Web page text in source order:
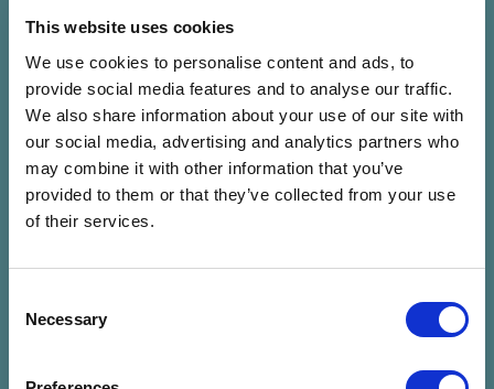
This website uses cookies
We use cookies to personalise content and ads, to
provide social media features and to analyse our traffic.
We also share information about your use of our site with
our social media, advertising and analytics partners who
may combine it with other information that you’ve
provided to them or that they’ve collected from your use
of their services.
Selection
Necessary
Beton.Hofi
Előadó mentése